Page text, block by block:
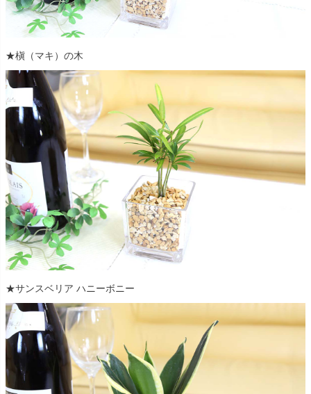
★槇（マキ）の木
★サンスベリア ハニーボニー